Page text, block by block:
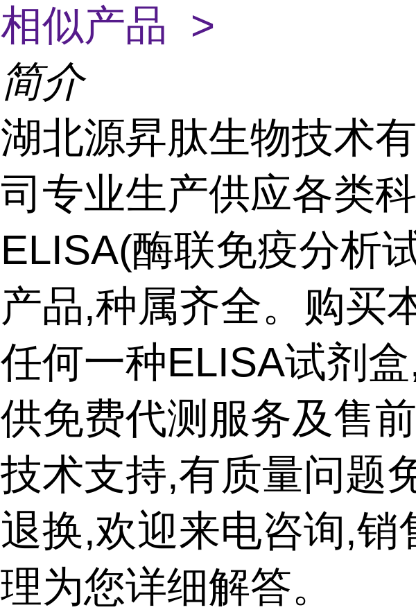
相似产品 >
简介
湖北源昇肽生物技术
司专业生产供应各类
ELISA(酶联免疫分析
产品,种属齐全。购买
任何一种ELISA试剂
供免费代测服务及售
技术支持,有质量问题
退换,欢迎来电咨询,销
理为您详细解答。